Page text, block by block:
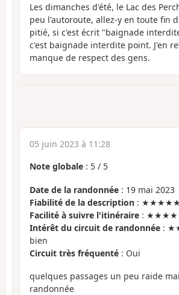
Les dimanches d'été, le Lac des
peu l'autoroute, allez-y en toute fin
pitié, si c'est écrit "baignade
c'est baignade interdite point. J'en
manque de respect des gens.
05 juin 2023 à 11:28
Note globale : 5 / 5
Date de la randonnée : 19 mai 2023
Fiabilité de la description : ★★★★★
Facilité à suivre l'itinéraire :
Intérêt du circuit de randonnée :
bien
Circuit très fréquenté : Oui
quelques passages un peu raide
randonnée